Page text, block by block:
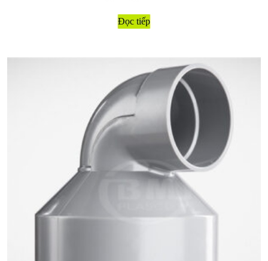
Đọc tiếp